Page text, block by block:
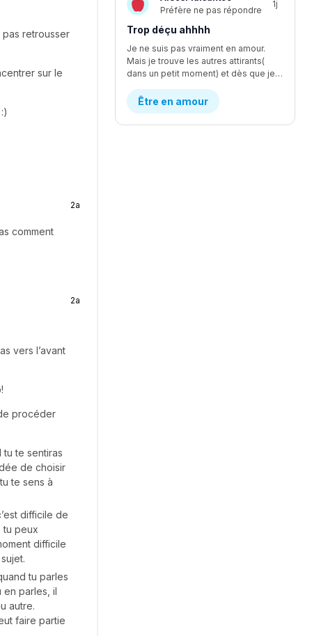
retrousser
sur le
2a
comment
2a
vers l’avant
procéder
te sentiras
de choisir
te sens à
difficile de
tu peux
difficile
tu parles
en parles, il
autre.
faire partie
Préfère ne pas répondre
1j
Trop déçu ahhhh
Je ne suis pas vraiment en amour.
Mais je trouve les autres attirants(
dans un petit moment) et dès que je le dépasse ou trouve son autre côté, je suis une peu déçu 😞. Qu'est-ce qu'il se passe avec moi?!
Être en amour